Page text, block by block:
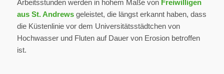
Arbeitsstunden werden in hohem Maße von Freiwilligen
aus St. Andrewsgeleistet, die längst erkannt haben, dass
die Küstenlinie vor dem Universitätsstädtchen von
Hochwasser und Fluten auf Dauer von Erosion betroffen
ist.